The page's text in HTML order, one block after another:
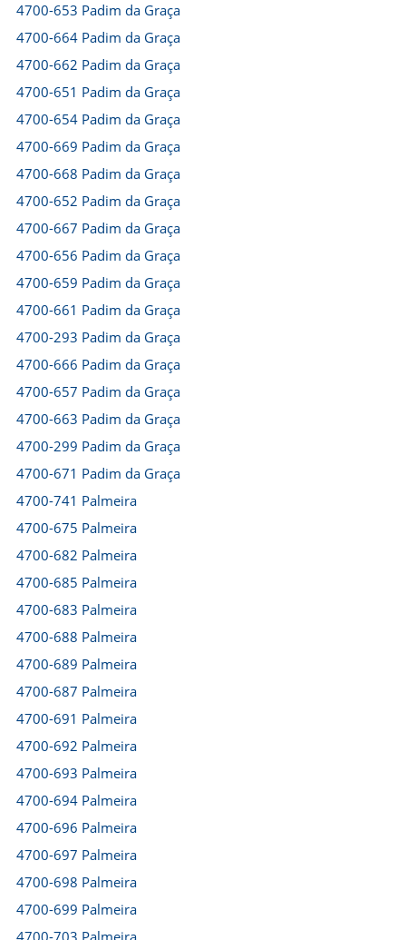
4700-653 Padim da Graça
4700-664 Padim da Graça
4700-662 Padim da Graça
4700-651 Padim da Graça
4700-654 Padim da Graça
4700-669 Padim da Graça
4700-668 Padim da Graça
4700-652 Padim da Graça
4700-667 Padim da Graça
4700-656 Padim da Graça
4700-659 Padim da Graça
4700-661 Padim da Graça
4700-293 Padim da Graça
4700-666 Padim da Graça
4700-657 Padim da Graça
4700-663 Padim da Graça
4700-299 Padim da Graça
4700-671 Padim da Graça
4700-741 Palmeira
4700-675 Palmeira
4700-682 Palmeira
4700-685 Palmeira
4700-683 Palmeira
4700-688 Palmeira
4700-689 Palmeira
4700-687 Palmeira
4700-691 Palmeira
4700-692 Palmeira
4700-693 Palmeira
4700-694 Palmeira
4700-696 Palmeira
4700-697 Palmeira
4700-698 Palmeira
4700-699 Palmeira
4700-703 Palmeira